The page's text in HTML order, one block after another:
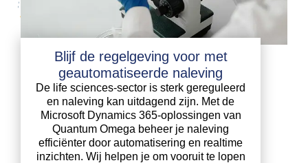
Blijf de regelgeving voor met
geautomatiseerde naleving
De life sciences-sector is sterk gereguleerd
en naleving kan uitdagend zijn. Met de
Microsoft Dynamics 365-oplossingen van
Quantum Omega beheer je naleving
efficiënter door automatisering en realtime
inzichten. Wij helpen je om vooruit te lopen